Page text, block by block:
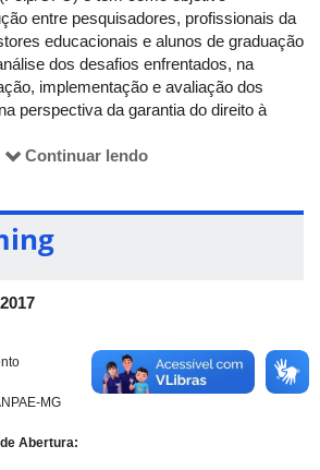
entre pesquisadores, profissionais da
educacionais e alunos de graduação
dos desafios enfrentados, na
implementação e avaliação dos
perspectiva da garantia do direito à
"Os planos educacionais no
a socialização de estudos e de
desenvolvidas no âmbito das redes,
ensino e agências formadoras dos
na medida em que possibilita a
de diferentes áreas do conhecimento
além de profissionais da área de
de movimentos sociais.
Continuar lendo
MG
Abertura: